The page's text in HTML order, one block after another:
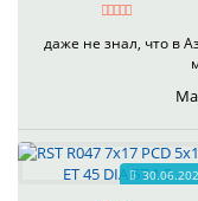
даже не знал, что в